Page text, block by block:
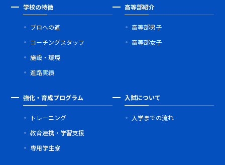
学校の特徴
プロへの道
コーチングスタッフ
施設・環境
進路実績
高等部紹介
高等部男子
高等部女子
強化・育成プログラム
トレーニング
教育連携・学習支援
専用学生寮
入試について
入学までの流れ